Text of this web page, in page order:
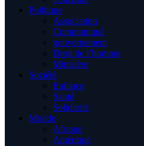
Politique
Association
Communiqué
gouvernement
Droit de l’homme
Ministère
Société
Enfance
Santé
Solidarité
Monde
Afrique
Amérique